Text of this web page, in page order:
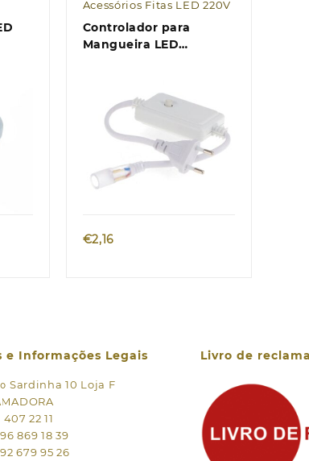
Acessórios Fitas LED 220V
Controlador para
Mangueira LED
Quick view
€2,16
e Informações Legais
Sardinha 10 Loja F
22 11
869 18 39
679 95 26
Livro de